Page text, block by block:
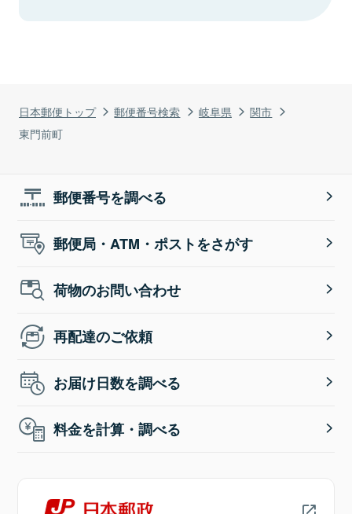
日本郵便トップ 郵便番号検索 岐阜県
関市
東門前町
郵便番号を調べる
郵便局・ATM・ポストをさがす
荷物のお問い合わせ
再配達のご依頼
お届け日数を調べる
料金を計算・調べる